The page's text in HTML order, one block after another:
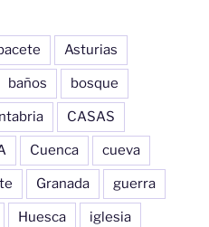
Asturias
baños bosque
CASAS
Cuenca cueva
Granada guerra
Huesca iglesia